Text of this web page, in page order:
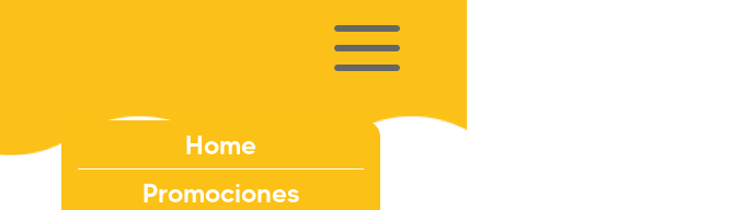
a
Home
Promociones